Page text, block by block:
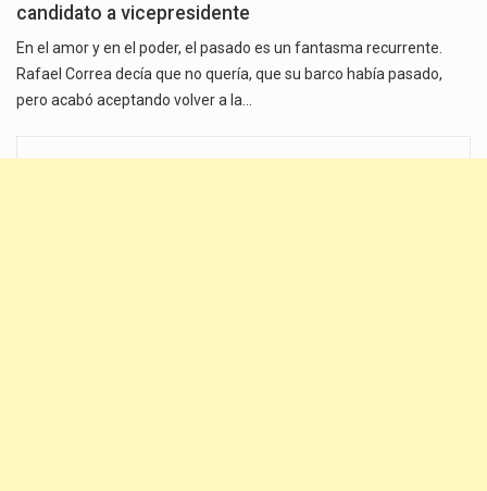
candidato a vicepresidente
En el amor y en el poder, el pasado es un fantasma recurrente.
Rafael Correa decía que no quería, que su barco había pasado,
pero acabó aceptando volver a la…